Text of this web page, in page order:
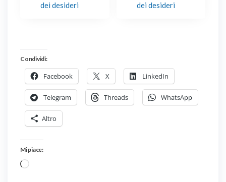
dei desideri
dei desideri
Condividi:
Facebook X LinkedIn
Telegram Threads WhatsApp
Altro
Mi piace:
Caricamento